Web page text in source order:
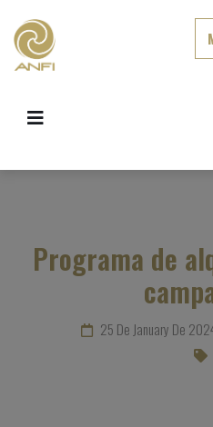
Programa de
25 De January De